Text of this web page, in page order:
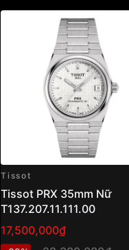
Tissot
Tissot PRX 35mm Nữ
T137.207.11.111.00
17,500,000₫